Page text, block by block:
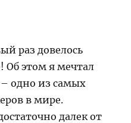
раз довелось
Об этом я мечтал
одно из самых
в мире.
далек от